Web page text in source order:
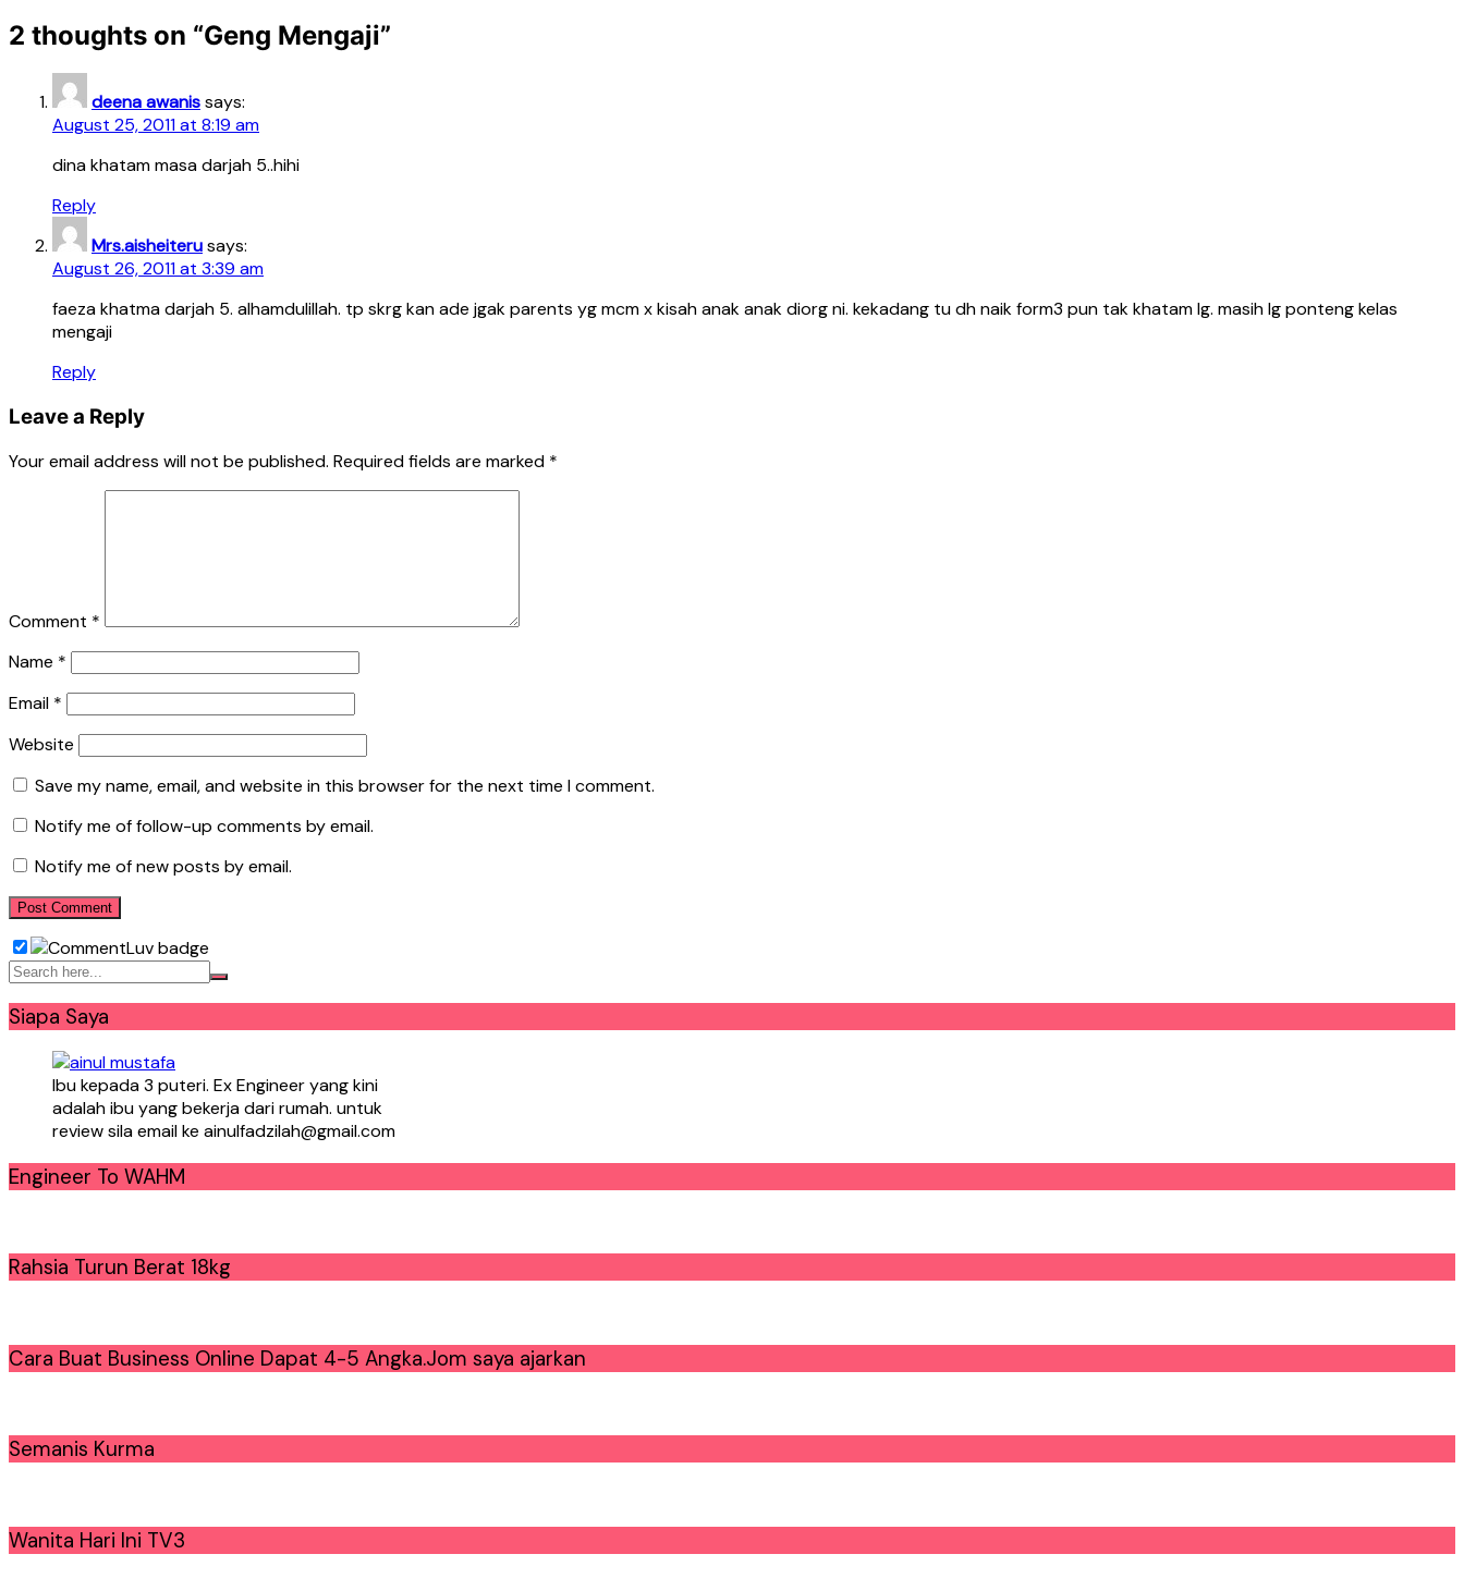
2 thoughts on “Geng Mengaji”
deena awanissays:
August 25, 2011 at 8:19 am
dina khatam masa darjah 5..hihi
Reply
Mrs.aisheiterusays:
August 26, 2011 at 3:39 am
faeza khatma darjah 5. alhamdulillah. tp skrg kan ade jgak parents yg mcm x kisah anak anak diorg ni. kekadang tu dh naik form3 pun tak khatam lg. masih lg ponteng kelas
mengaji
Reply
Leave a Reply
Your email address will not be published. Required fields are marked *
Comment *
Name *
Email *
Website
Save my name, email, and website in this browser for the next time I comment.
Notify me of follow-up comments by email.
Notify me of new posts by email.
Siapa Saya
Ibu kepada 3 puteri. Ex Engineer yang kini
adalah ibu yang bekerja dari rumah. untuk
review sila email ke ainulfadzilah@gmail.com
Engineer To WAHM
Rahsia Turun Berat 18kg
Cara Buat Business Online Dapat 4-5 Angka.Jom saya ajarkan
Semanis Kurma
Wanita Hari Ini TV3